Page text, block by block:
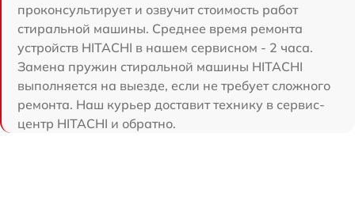
проконсультирует и озвучит стоимость работ
стиральной машины. Среднее время ремонта
устройств HITACHI в нашем сервисном - 2 часа.
Замена пружин стиральной машины HITACHI
выполняется на выезде, если не требует сложного
ремонта. Наш курьер доставит технику в сервис-
центр HITACHI и обратно.